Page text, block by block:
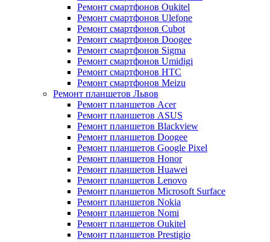
Ремонт смартфонов Oukitel
Ремонт смартфонов Ulefone
Ремонт смартфонов Cubot
Ремонт смартфонов Doogee
Ремонт смартфонов Sigma
Ремонт смартфонов Umidigi
Ремонт смартфонов HTC
Ремонт смартфонов Meizu
Ремонт планшетов Львов
Ремонт планшетов Acer
Ремонт планшетов ASUS
Ремонт планшетов Blackview
Ремонт планшетов Doogee
Ремонт планшетов Google Pixel
Ремонт планшетов Honor
Ремонт планшетов Huawei
Ремонт планшетов Lenovo
Ремонт планшетов Microsoft Surface
Ремонт планшетов Nokia
Ремонт планшетов Nomi
Ремонт планшетов Oukitel
Ремонт планшетов Prestigio